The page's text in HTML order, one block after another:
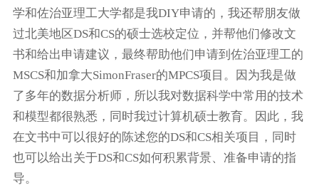
学和佐治亚理工大学都是我DIY申请的，我还帮朋友做
过北美地区DS和CS的硕士选校定位，并帮他们修改文
书和给出申请建议，最终帮助他们申请到佐治亚理工的
MSCS和加拿大SimonFraser的MPCS项目。因为我是做
了多年的数据分析师，所以我对数据科学中常用的技术
和模型都很熟悉，同时我过计算机硕士教育。因此，我
在文书中可以很好的陈述您的DS和CS相关项目，同时
也可以给出关于DS和CS如何积累背景、准备申请的指
导。